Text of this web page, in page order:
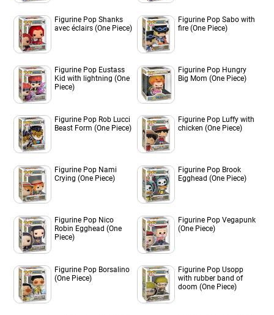
Figurine Pop Shanks
avec éclairs (One Piece)
Figurine Pop Sabo with
fire (One Piece)
Figurine Pop Eustass
Kid with lightning (One
Piece)
Figurine Pop Hungry
Big Mom (One Piece)
Figurine Pop Rob Lucci
Beast Form (One Piece)
Figurine Pop Luffy with
chicken (One Piece)
Figurine Pop Nami
Crying (One Piece)
Figurine Pop Brook
Egghead (One Piece)
Figurine Pop Nico
Robin Egghead (One
Piece)
Figurine Pop Vegapunk
(One Piece)
Figurine Pop Borsalino
(One Piece)
Figurine Pop Usopp
with rubber band of
doom (One Piece)